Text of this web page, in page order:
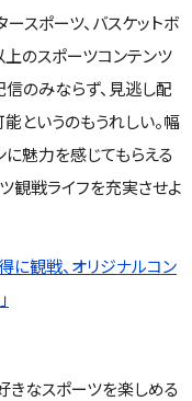
スポーツ、バスケットボ
上のスポーツコンテンツ
のみならず、見逃し配
というのもうれしい。幅
に魅力を感じてもらえる
観戦ライフを充実させよ
に観戦、オリジナルコン
きなスポーツを楽しめる